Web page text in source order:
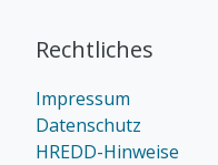
Rechtliches
Impressum
Datenschutz
HREDD-Hinweise